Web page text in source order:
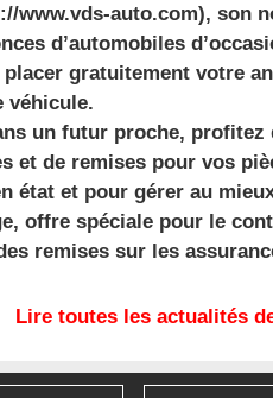
www.vds-auto.com), son
d’automobiles
placer gratuitement votre
véhicule.
un futur proche, profitez
et de remises pour vos
état et pour gérer au
offre spéciale pour le
remises sur les
Lire toutes les actualités